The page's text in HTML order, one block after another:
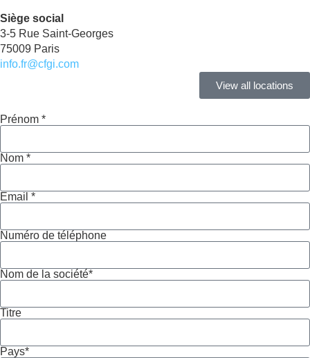
Siège social
3-5 Rue Saint-Georges
75009 Paris
info.fr@cfgi.com
View all locations
Prénom *
Nom *
Email *
Numéro de téléphone
Nom de la société*
Titre
Pays*